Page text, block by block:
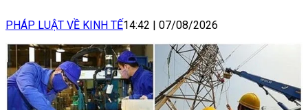
PHÁP LUẬT VỀ KINH TẾ14:42 | 07/08/2026